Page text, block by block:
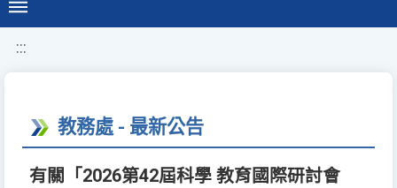
:::
教務處 - 最新公告
有關「2026第42屆科學 教育國際研討會